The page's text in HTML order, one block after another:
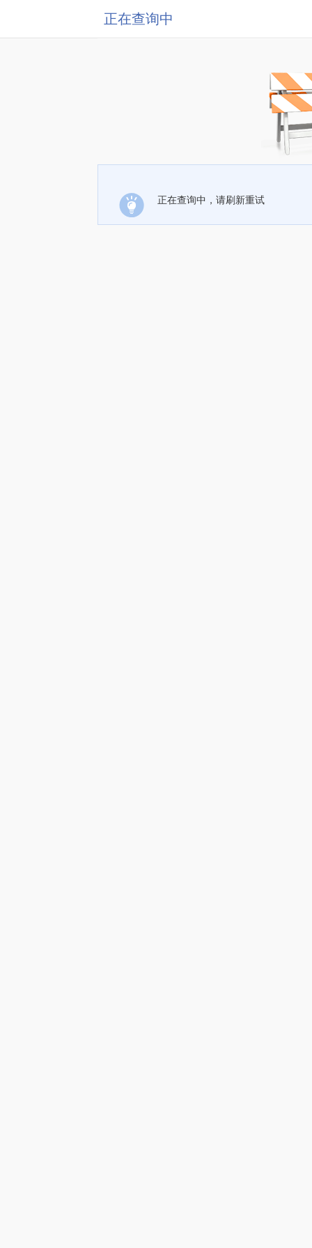
正在查询中
正在查询中，请刷新重试